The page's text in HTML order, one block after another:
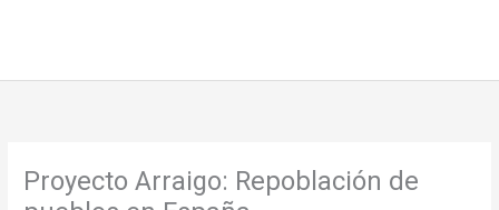
Proyecto Arraigo: Repoblación de